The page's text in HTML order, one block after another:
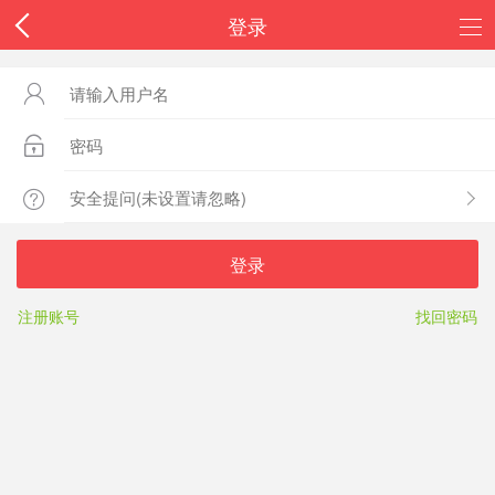
登录



登录
注册账号 找回密码